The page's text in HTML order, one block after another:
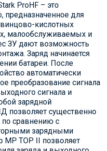
ProHF – это
предназначенное для
кислотных
малообслуживаемых и
ЗУ дают возможность
Заряд начинается
батареи. После
автоматически
преобразование сигнала
сигнала и
зарядной
позволяет существенно
сравнению с
зарядными
MP TOP II позволяет